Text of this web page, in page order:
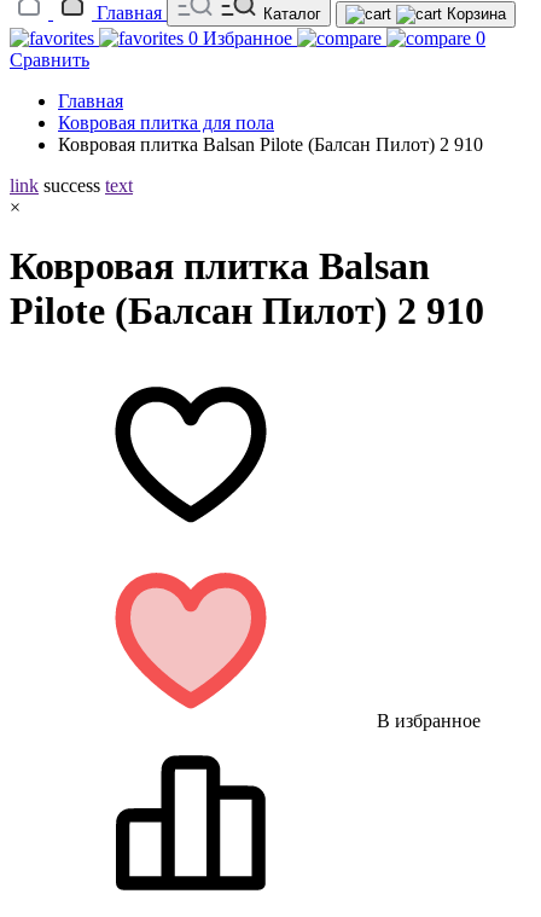
Главная
Каталог Корзина
0 Избранное
0
Сравнить
Главная
Ковровая плитка для пола
Ковровая плитка Balsan Pilote (Балсан Пилот) 2 910
link success text
×
Ковровая плитка Balsan
Pilote (Балсан Пилот) 2 910
В избранное